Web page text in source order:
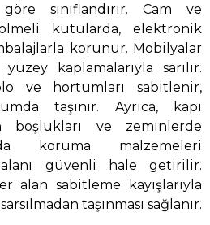
sınıflandırır. Cam ve
kutularda, elektronik
korunur. Mobilyalar
kaplamalarıyla sarılır.
ve hortumları sabitlenir,
taşınır. Ayrıca, kapı
boşlukları ve zeminlerde
koruma malzemeleri
alanı güvenli hale getirilir.
alan sabitleme kayışlarıyla
taşınması sağlanır.